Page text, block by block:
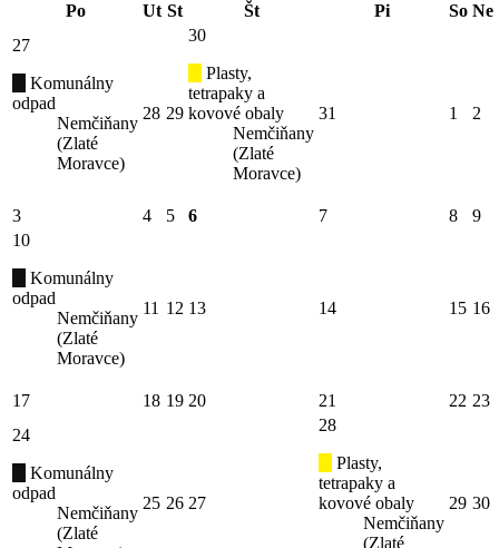
Po
Ut St Št Pi So Ne
27
Komunálny
odpad
Nemčiňany
(Zlaté
Moravce)
28 29
30
Plasty,
tetrapaky a
kovové obaly
Nemčiňany
(Zlaté
Moravce)
31 1 2
3 4 5 6 7 8
9
10
Komunálny
odpad
Nemčiňany
(Zlaté
Moravce)
11 12 13 14 15 16
17 18 19 20 21 22 23
24
Komunálny
odpad
Nemčiňany
(Zlaté
25 26 27
28
Plasty,
tetrapaky a
kovové obaly
Nemčiňany
(Zlaté
29 30